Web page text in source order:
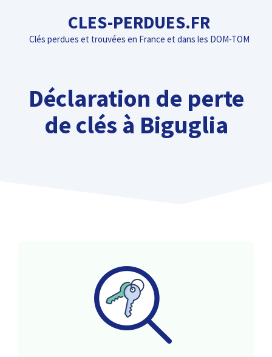
contenu
CLES-PERDUES.FR
Clés perdues et trouvées en France et dans les DOM-TOM
Déclaration de perte
de clés à Biguglia